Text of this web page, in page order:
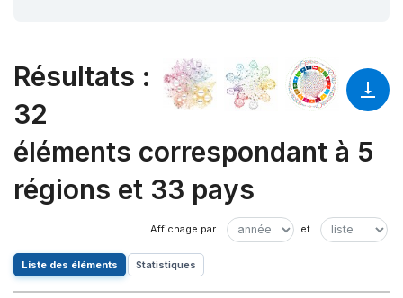
Résultats :
32
éléments correspondant à 5
régions et 33 pays
Liste des éléments Statistiques